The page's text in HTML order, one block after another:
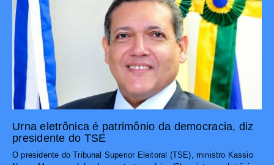
Urna eletrônica é patrimônio da democracia, diz
presidente do TSE
O presidente do Tribunal Superior Eleitoral (TSE), ministro Kassio